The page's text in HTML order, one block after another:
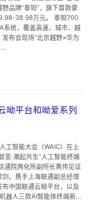
品牌“泰钽”，旗下首款豪
38.98万元。 泰钽700
系统，覆盖高速、城市、越
布会现场“北京越野×华为
呦平台和呦爱系列
工智能大会（WAIC）在上
变·潮起共生”人工智能终端
通院两化所副所长黄伟见证
，携手上海联通副总经理
中国联通云呦平台，以及
器人三款AI智能体终端新...